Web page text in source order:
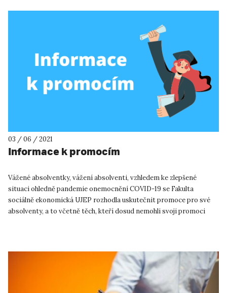
03 / 06 / 2021
Informace k promocím
Vážené absolventky, vážení absolventi, vzhledem ke zlepšené
situaci ohledně pandemie onemocnění COVID-19 se Fakulta
sociálně ekonomická UJEP rozhodla uskutečnit promoce pro své
absolventy, a to včetně těch, kteří dosud nemohli svoji promoci